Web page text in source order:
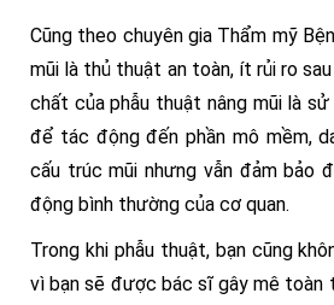
Cũng theo chuyên gia Thẩm mỹ
mũi là thủ thuật an toàn, ít rủi ro
chất của phẫu thuật nâng mũi là
để tác động đến phần mô mềm,
cấu trúc mũi nhưng vẫn đảm bảo
động bình thường của cơ quan.
Trong khi phẫu thuật, bạn cũng
vì bạn sẽ được bác sĩ gây mê toàn